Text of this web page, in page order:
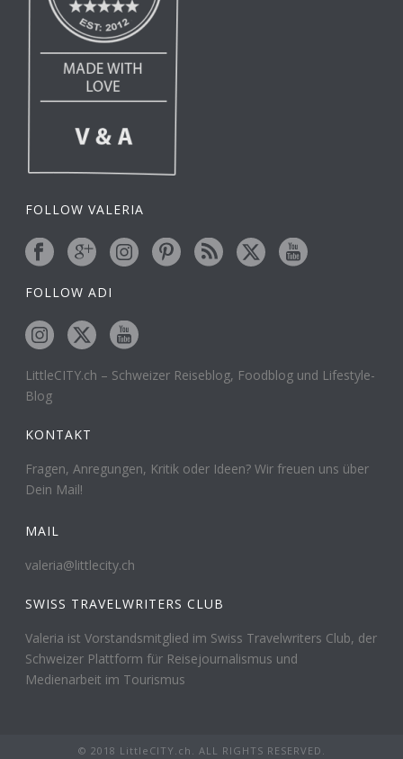
FOLLOW VALERIA
FOLLOW ADI
LittleCITY.ch – Schweizer Reiseblog, Foodblog und Lifestyle-
Blog
KONTAKT
Fragen, Anregungen, Kritik oder Ideen? Wir freuen uns über
Dein Mail!
MAIL
valeria@littlecity.ch
SWISS TRAVELWRITERS CLUB
Valeria ist Vorstandsmitglied im Swiss Travelwriters Club, der
Schweizer Plattform für Reisejournalismus und
Medienarbeit im Tourismus
© 2018 LittleCITY.ch. ALL RIGHTS RESERVED.